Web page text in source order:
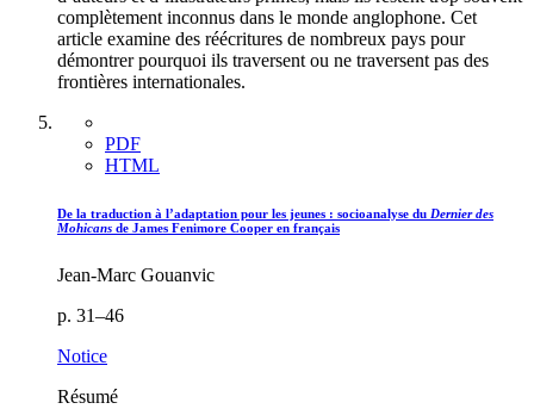
complètement inconnus dans le monde anglophone. Cet
article examine des réécritures de nombreux pays pour
démontrer pourquoi ils traversent ou ne traversent pas des
frontières internationales.
PDF
HTML
De la traduction à l’adaptation pour les jeunes : socioanalyse du Dernier des
Mohicans de James Fenimore Cooper en français
Jean-Marc Gouanvic
p. 31–46
Notice
Résumé